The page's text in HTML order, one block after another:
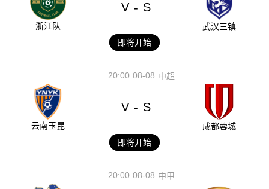
浙江队
V - S
武汉三镇
即将开始
08-08
20:00 中超
云南玉昆
V - S
成都蓉城
即将开始
08-08
20:00 中甲